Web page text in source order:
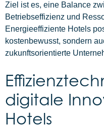
Ziel ist es, eine Balance
Betriebseffizienz und
Energieeffiziente Hotels
kostenbewusst, sondern
zukunftsorientierte
digitale
Hotels